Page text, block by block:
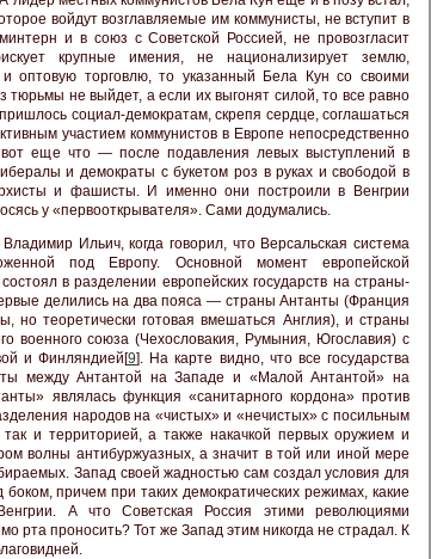
войдут возглавляемые им коммунисты, не вступит в
и в союз с Советской Россией, не провозгласит
крупные имения, не национализирует землю,
оптовую торговлю, то указанный Бела Кун со своими
тюрьмы не выйдет, а если их выгонят силой, то все равно
социал-демократам, скрепя сердце, соглашаться
участием коммунистов в Европе непосредственно
еще что — после подавления левых выступлений в
и демократы с букетом роз в руках и свободой в
и фашисты. И именно они построили в Венгрии
у «первооткрывателя». Сами додумались.
Ильич, когда говорил, что Версальская система
под Европу. Основной момент европейской
в разделении европейских государств на страны-
делились на два пояса — страны Антанты (Франция
но теоретически готовая вмешаться Англия), и страны
военного союза (Чехословакия, Румыния, Югославия) с
и Финляндией[9]. На карте видно, что все государства
между Антантой на Западе и «Малой Антантой» на
являлась функция «санитарного кордона» против
народов на «чистых» и «нечистых» с посильным
и территорией, а также накачкой первых оружием и
волны антибуржуазных, а значит в той или иной мере
Запад своей жадностью сам создал условия для
причем при таких демократических режимах, какие
А что Советская Россия этими революциями
рта проносить? Тот же Запад этим никогда не страдал. К